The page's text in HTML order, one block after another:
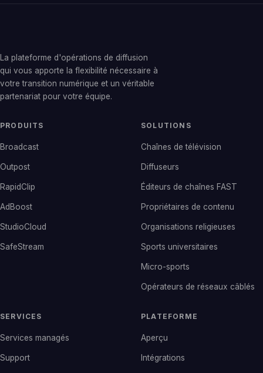
La plateforme d'opérations de diffusion
qui vous apporte la flexibilité nécessaire à
votre transition numérique et un véritable
partenariat pour votre équipe.
PRODUITS
Broadcast
Outpost
RapidClip
AdBoost
StudioCloud
SafeStream
SOLUTIONS
Chaînes de télévision
Diffuseurs
Éditeurs de chaînes FAST
Propriétaires de contenu
Organisations religieuses
Sports universitaires
Micro-sports
Opérateurs de réseaux câblés
SERVICES
Services managés
Support
PLATEFORME
Aperçu
Intégrations